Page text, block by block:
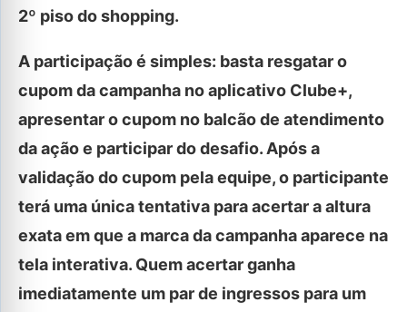
2º piso do shopping.
A participação é simples: basta resgatar o
cupom da campanha no aplicativo Clube+,
apresentar o cupom no balcão de atendimento
da ação e participar do desafio. Após a
validação do cupom pela equipe, o participante
terá uma única tentativa para acertar a altura
exata em que a marca da campanha aparece na
tela interativa. Quem acertar ganha
imediatamente um par de ingressos para um